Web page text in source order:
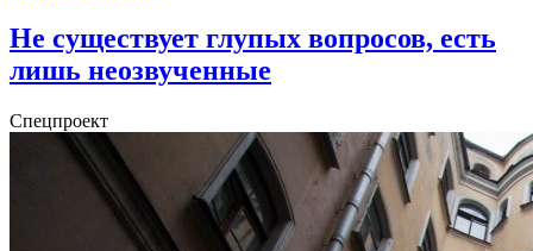
Не существует глупых вопросов, есть
лишь неозвученные
Спецпроект